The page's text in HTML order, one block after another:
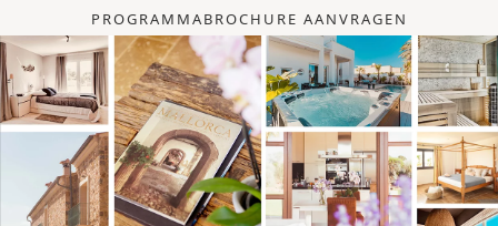
PROGRAMMABROCHURE AANVRAGEN